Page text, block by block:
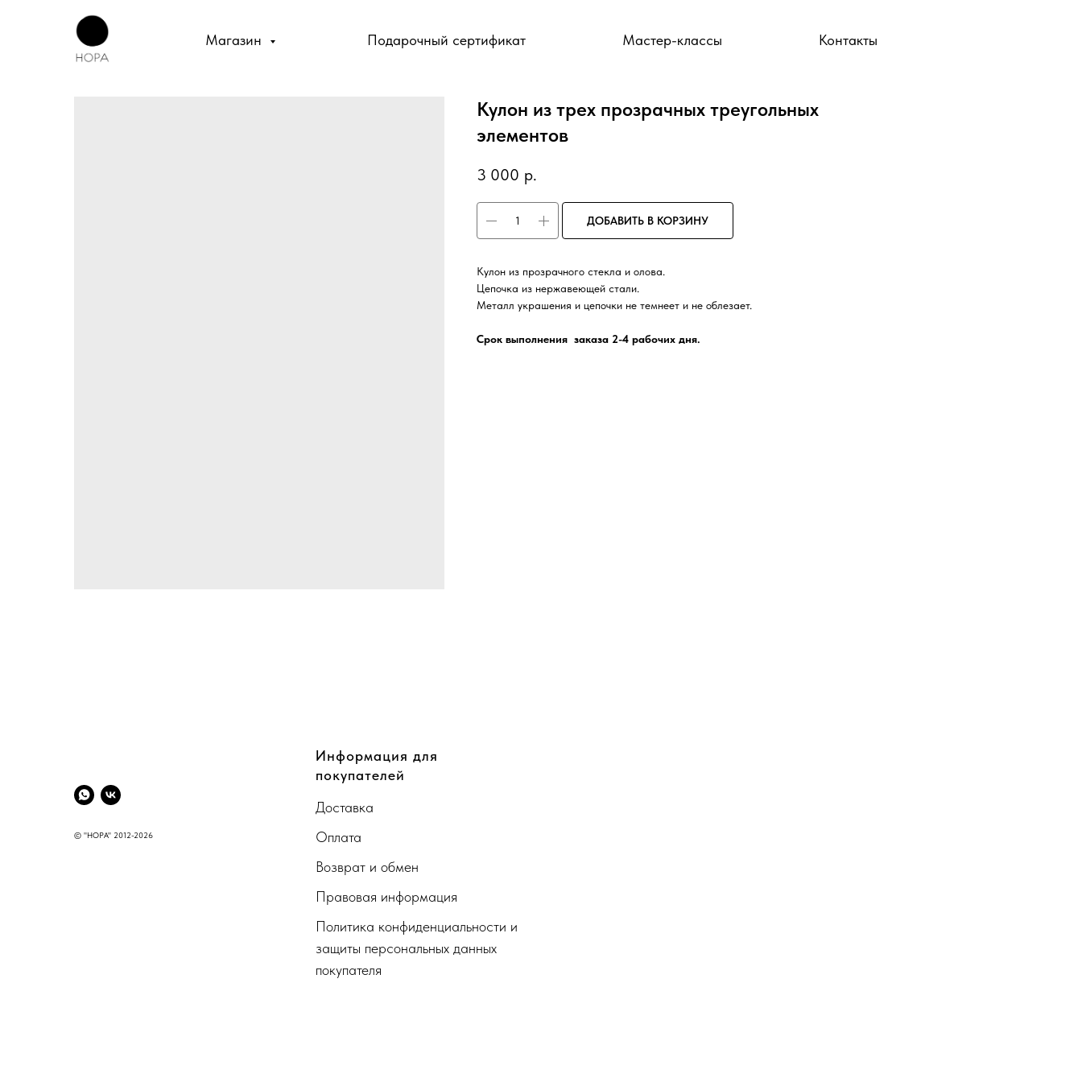
Магазин Подарочный сертификат Мастер-классы Контакты
Кулон из трех прозрачных треугольных
элементов
3 000 р.
ДОБАВИТЬ В КОРЗИНУ
Кулон из прозрачного стекла и олова.
Цепочка из нержавеющей стали.
Металл украшения и цепочки не темнеет и не облезает.
Срок выполнения заказа 2-4 рабочих дня.
© "НОРА" 2012-2026
Информация для
покупателей
Доставка
Оплата
Возврат и обмен
Правовая информация
Политика конфиденциальности и
защиты персональных данных
покупателя